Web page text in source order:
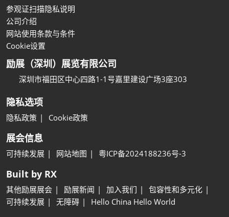
参观证扫描隐私说明
公司介绍
网站使用条款与条件
Cookie设置
励展（深圳）展览有限公司
深圳市福田区中心四路1-1号嘉里建设广场3座303
隐私选项
隐私政策 Cookie政策
展会信息
可持续发展 网站地图 粤ICP备2024188236号-3
Built by RX
其他励展展会 励展新闻 加入我们
包容性和多元化
可持续发展
无障碍 Hello China Hello World